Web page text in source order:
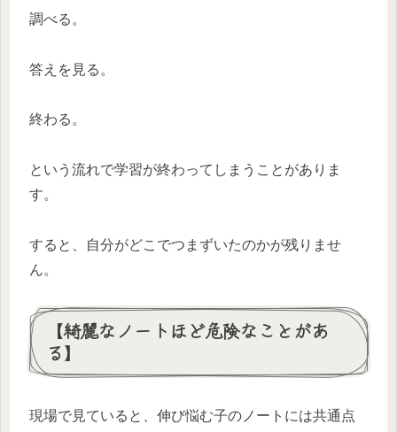
調べる。
答えを見る。
終わる。
という流れで学習が終わってしまうことがありま
す。
すると、自分がどこでつまずいたのかが残りませ
ん。
【綺麗なノートほど危険なことがあ
る】
現場で見ていると、伸び悩む子のノートには共通点